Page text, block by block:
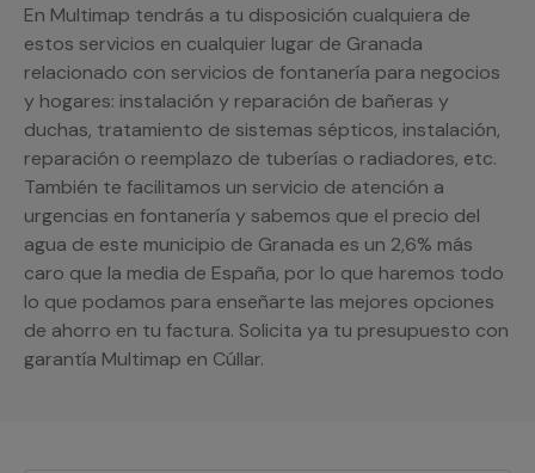
En Multimap tendrás a tu disposición cualquiera de
estos servicios en cualquier lugar de Granada
relacionado con servicios de fontanería para negocios
y hogares: instalación y reparación de bañeras y
duchas, tratamiento de sistemas sépticos, instalación,
reparación o reemplazo de tuberías o radiadores, etc.
También te facilitamos un servicio de atención a
urgencias en fontanería y sabemos que el precio del
agua de este municipio de Granada es un 2,6% más
caro que la media de España, por lo que haremos todo
lo que podamos para enseñarte las mejores opciones
de ahorro en tu factura. Solicita ya tu presupuesto con
garantía Multimap en Cúllar.